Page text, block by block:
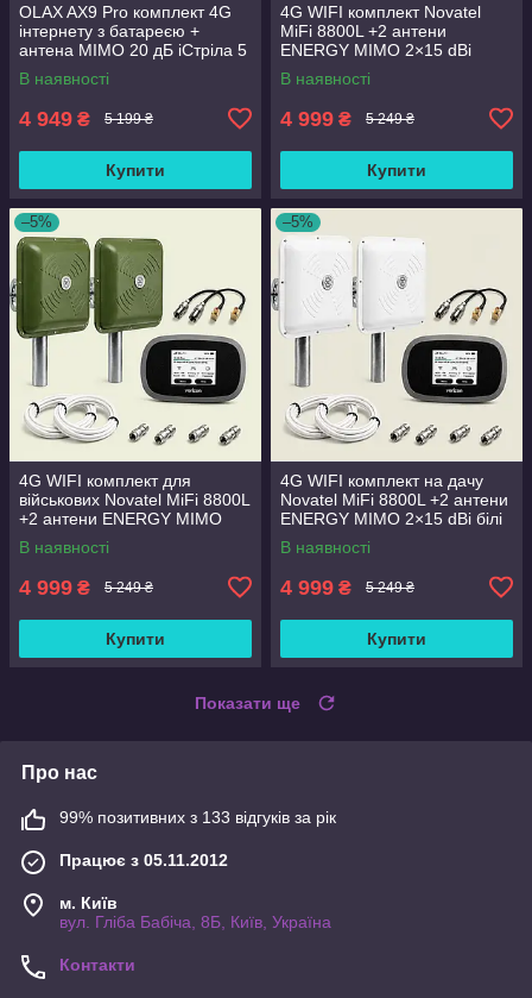
OLAX AX9 Pro комплект 4G
інтернету з батареєю +
антена MIMO 20 дБ іСтріла 5
інтернет без світла
В наявності
4 949 ₴ 5 199 ₴
Купити
4G WIFI комплект Novatel
MiFi 8800L +2 антени
ENERGY MIMO 2×15 dBi
В наявності
4 999 ₴ 5 249 ₴
Купити
–5%
4G WIFI комплект для
військових Novatel MiFi 8800L
+2 антени ENERGY MIMO
2×15 dBi зелені
В наявності
4 999 ₴ 5 249 ₴
Купити
–5%
4G WIFI комплект на дачу
Novatel MiFi 8800L +2 антени
ENERGY MIMO 2×15 dBi білі
В наявності
4 999 ₴ 5 249 ₴
Купити
Показати ще
Про нас
99% позитивних з 133 відгуків за рік
Працює з 05.11.2012
м. Київ
вул. Гліба Бабіча, 8Б, Київ, Україна
Контакти